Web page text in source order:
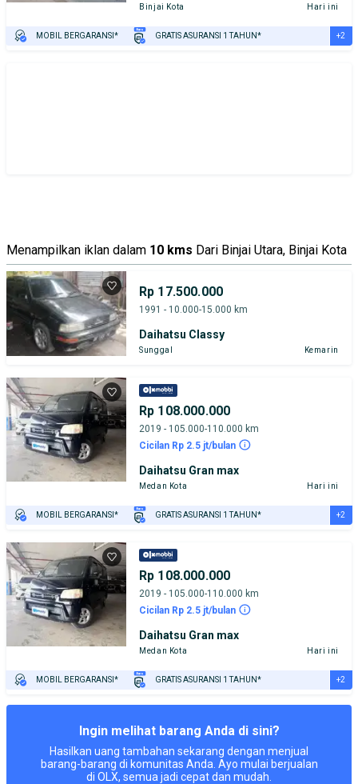
Binjai Kota Hari ini
MOBIL BERGARANSI* GRATIS ASURANSI 1 TAHUN* +2
Menampilkan iklan dalam 10 kms Dari Binjai Utara, Binjai Kota
Rp 17.500.000
1991 - 10.000-15.000 km
Daihatsu Classy
Sunggal Kemarin
Rp 108.000.000
2019 - 105.000-110.000 km
Cicilan Rp 2.5 jt/bulan
Daihatsu Gran max
Medan Kota Hari ini
MOBIL BERGARANSI* GRATIS ASURANSI 1 TAHUN* +2
Rp 108.000.000
2019 - 105.000-110.000 km
Cicilan Rp 2.5 jt/bulan
Daihatsu Gran max
Medan Kota Hari ini
MOBIL BERGARANSI* GRATIS ASURANSI 1 TAHUN* +2
Ingin melihat barang Anda di sini?
Hasilkan uang tambahan sekarang dengan menjual
barang-barang di komunitas Anda. Ayo mulai berjualan
di OLX, semua jadi cepat dan mudah.